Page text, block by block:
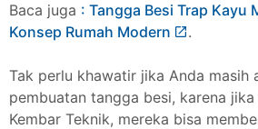
Baca juga : Tangga Besi Trap Kayu
Konsep Rumah Modern
.
Tak perlu khawatir jika Anda masih
pembuatan tangga besi, karena
Kembar Teknik, mereka bisa